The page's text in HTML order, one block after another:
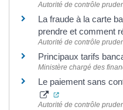
Autorité de contrôle
La fraude à la carte
prendre et comment
Autorité de contrôle
Principaux tarifs
Ministère chargé des
Le paiement sans
(ouverture dans
Autorité de contrôle